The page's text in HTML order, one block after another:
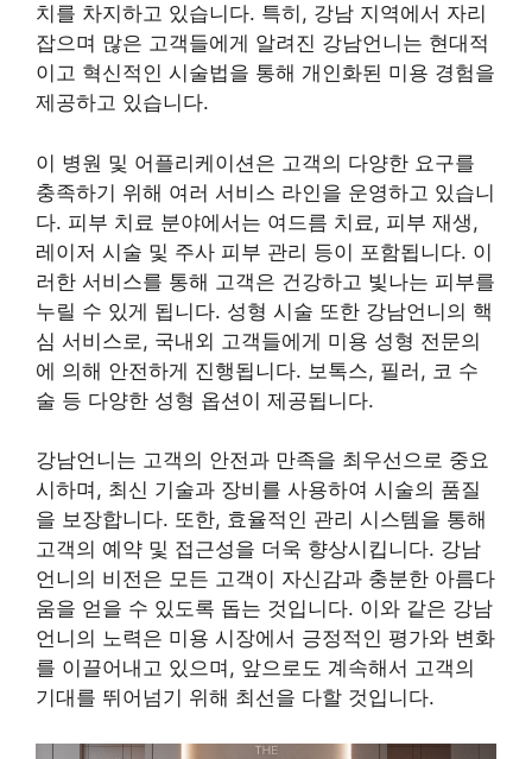
치를 차지하고 있습니다. 특히, 강남 지역에서 자리
잡으며 많은 고객들에게 알려진 강남언니는 현대적
이고 혁신적인 시술법을 통해 개인화된 미용 경험을
제공하고 있습니다.
이 병원 및 어플리케이션은 고객의 다양한 요구를
충족하기 위해 여러 서비스 라인을 운영하고 있습니
다. 피부 치료 분야에서는 여드름 치료, 피부 재생,
레이저 시술 및 주사 피부 관리 등이 포함됩니다. 이
러한 서비스를 통해 고객은 건강하고 빛나는 피부를
누릴 수 있게 됩니다. 성형 시술 또한 강남언니의 핵
심 서비스로, 국내외 고객들에게 미용 성형 전문의
에 의해 안전하게 진행됩니다. 보톡스, 필러, 코 수
술 등 다양한 성형 옵션이 제공됩니다.
강남언니는 고객의 안전과 만족을 최우선으로 중요
시하며, 최신 기술과 장비를 사용하여 시술의 품질
을 보장합니다. 또한, 효율적인 관리 시스템을 통해
고객의 예약 및 접근성을 더욱 향상시킵니다. 강남
언니의 비전은 모든 고객이 자신감과 충분한 아름다
움을 얻을 수 있도록 돕는 것입니다. 이와 같은 강남
언니의 노력은 미용 시장에서 긍정적인 평가와 변화
를 이끌어내고 있으며, 앞으로도 계속해서 고객의
기대를 뛰어넘기 위해 최선을 다할 것입니다.